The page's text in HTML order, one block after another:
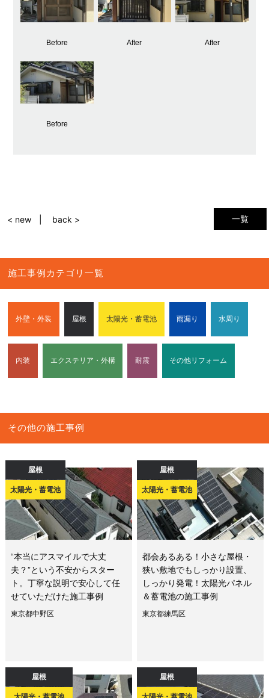
Before After After
Before
一覧
< new back >
施工事例カテゴリ一覧
外壁・外装 屋根 太陽光・蓄電池 雨漏り 水周り
内装 エクステリア・外構 耐震 その他リフォーム
その他の施工事例
屋根
太陽光・蓄電池
“本当にアスマイルで大丈
夫？”という不安からスター
ト。丁寧な説明で安心して任
せていただけた施工事例
東京都中野区
屋根
太陽光・蓄電池
都会あるある！小さな屋根・
狭い敷地でもしっかり設置、
しっかり発電！太陽光パネル
＆蓄電池の施工事例
東京都練馬区
屋根 屋根